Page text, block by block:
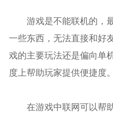
游戏是不能联机的，
一些东西，无法直接和好
戏的主要玩法还是偏向单
度上帮助玩家提供便捷度。
在游戏中联网可以帮